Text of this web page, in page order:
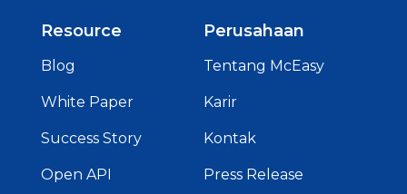
Resource
Blog
White Paper
Success Story
Open API
Perusahaan
Tentang McEasy
Karir
Kontak
Press Release